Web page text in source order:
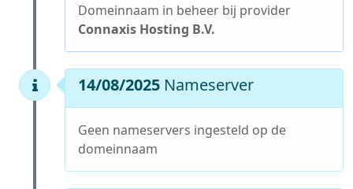
Domeinnaam in beheer bij provider
Connaxis Hosting B.V.
14/08/2025 Nameserver
Geen nameservers ingesteld op de
domeinnaam